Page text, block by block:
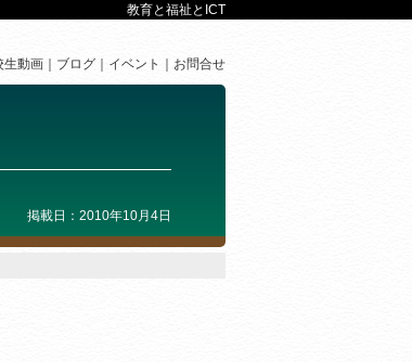
教育と福祉とICT
生動画 ブログ イベント お問合せ
掲載日：2010年10月4日